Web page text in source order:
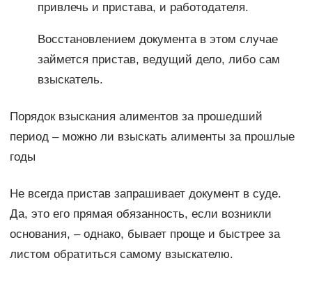
привлечь и пристава, и работодателя.
Восстановлением документа в этом случае
займется пристав, ведущий дело, либо сам
взыскатель.
Порядок взыскания алиментов за прошедший
период – можно ли взыскать алименты за прошлые
годы
Не всегда пристав запрашивает документ в суде.
Да, это его прямая обязанность, если возникли
основания, – однако, бывает проще и быстрее за
листом обратиться самому взыскателю.